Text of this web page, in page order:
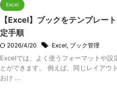
Excel
【Excel】ブックをテンプレー
定手順
2026/4/20 Excel, ブック管理
Excelでは、よく使うフォーマットや設
とができます。 例えば、同じレイアウ
おけ ...